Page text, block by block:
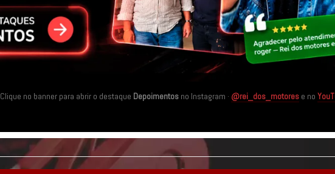
Clique no banner para abrir o destaque Depoimentos no Instagram · @rei_dos_motores e no